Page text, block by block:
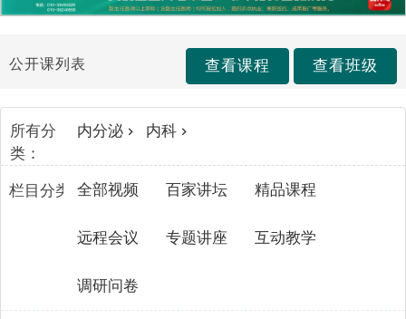
公开课列表 查看课程 查看班级
所有分
类：
内分泌 内科
栏目分类：全部视频 百家讲坛 精品课程
远程会议 专题讲座 互动教学
调研问卷